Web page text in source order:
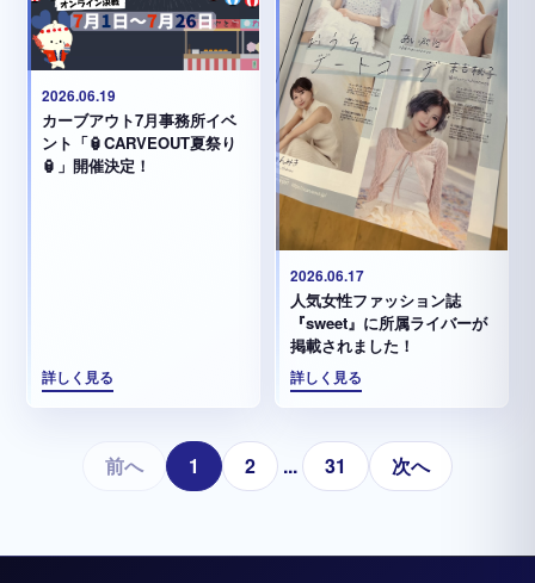
2026.06.19
カーブアウト7月事務所イベ
ント「🏮CARVEOUT夏祭り
🏮」開催決定！
詳しく見る
2026.06.17
人気女性ファッション誌
『sweet』に所属ライバーが
掲載されました！
詳しく見る
前へ 1 2 ... 31 次へ